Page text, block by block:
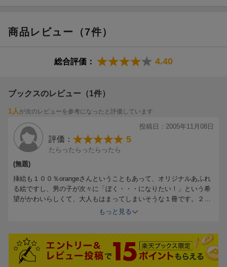
う（笑）。なんでもない、ちょっとした時間のちょっとした想
像。そんな子供の楽しい愛しい瞬間が絵本になっちゃいまし
（絵本ナビ編集長 磯崎園子）
100％ORANGEさんの作品は、文も絵も可愛くてハートがある
ら大好きです。
愛くるしい黄色の表紙に惹かれて図書館から借りてきました。
なりたいものが、物であるのに驚きましたが、そうなんだと納
得して
とにかく可愛いんです。
歯磨きが大好きな孫ですが、自分でやりたいだけで、歯ブラシ
商品レビュー（7件）
総合評価： 4.40
ブックスのレビュー（1件）
1人 が次のレビューを参考になったと評価しています
投稿日：2005年11月08日
評価： 5
たらったらったらったら
(無題)
挿絵も１００％orangeさんということもあって、オリジナルあふれ
る絵ですし、男の子が次々に「ぼく・・・になりたい！」という希
望がかわいらしくて、大人もはまってしまいそうな１冊です。２歳
の娘はすっかりこのシチュエーションが気に入ったようで、最近
もっと見る